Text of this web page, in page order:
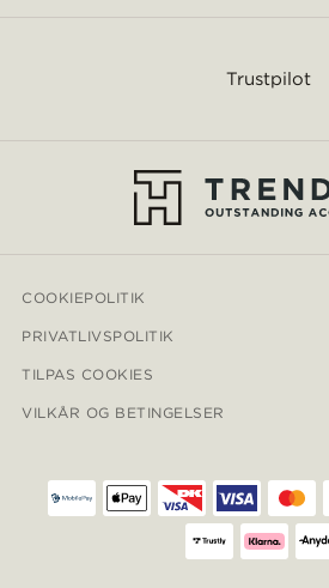
Trustpilot
COOKIEPOLITIK
PRIVATLIVSPOLITIK
TILPAS COOKIES
VILKÅR OG BETINGELSER